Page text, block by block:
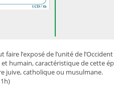
faire l’exposé de l’unité de
humain, caractéristique de cette
juive, catholique ou musulmane.